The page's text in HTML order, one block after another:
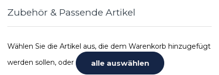
Zubehör & Passende Artikel
Wählen Sie die Artikel aus, die dem Warenkorb hinzugefügt
werden sollen, oder
alle auswählen